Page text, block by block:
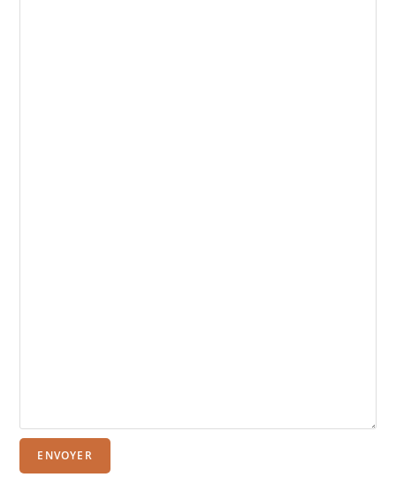
ENVOYER